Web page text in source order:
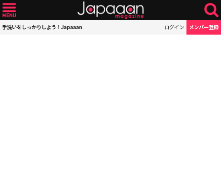
手洗いをしっかりしよう！Japaaan ログイン メンバー登録